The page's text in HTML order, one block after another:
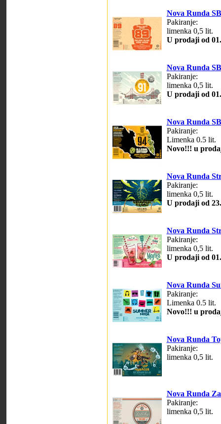
Nova Runda
Pakiranje:
limenka 0,5 lit.
U prodaji od
Nova Runda
Pakiranje:
limenka 0,5 lit.
U prodaji od
Nova Runda
Pakiranje:
Limenka 0.5 lit.
Novo!!! u
Nova Runda
Pakiranje:
limenka 0,5 lit.
U prodaji od
Nova Runda
Pakiranje:
limenka 0,5 lit.
U prodaji od
Nova Runda
Pakiranje:
Limenka 0.5 lit.
Novo!!! u
Nova Runda
Pakiranje:
limenka 0,5 lit.
Nova Runda
Pakiranje:
limenka 0,5 lit.